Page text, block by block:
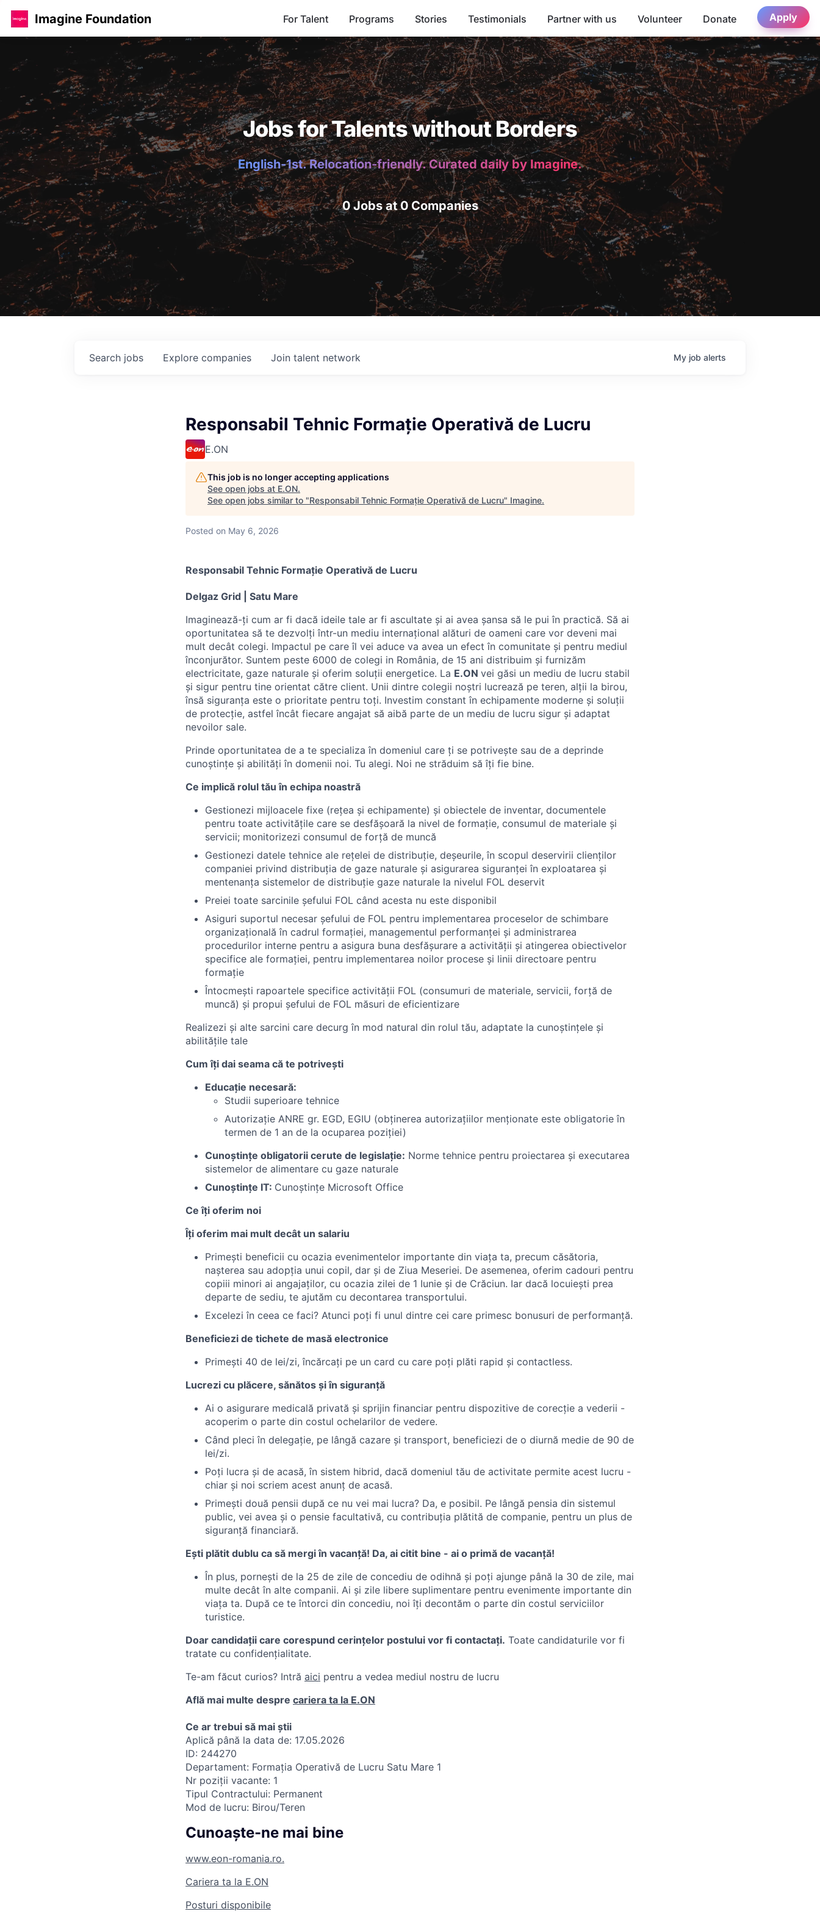
Imagine Foundation For Talent Programs Stories Testimonials Partner with us Volunteer Donate Apply
Jobs for Talents without Borders
English-1st. Relocation-friendly. Curated daily by Imagine.
0 Jobs at 0 Companies
Search jobs Explore companies Join talent network My job alerts
Responsabil Tehnic Formație Operativă de Lucru
E.ON
This job is no longer accepting applications
See open jobs at E.ON.
See open jobs similar to "Responsabil Tehnic Formație Operativă de Lucru" Imagine.
Posted on May 6, 2026
Responsabil Tehnic Formație Operativă de Lucru
Delgaz Grid | Satu Mare
Imaginează-ți cum ar fi dacă ideile tale ar fi ascultate și ai avea șansa să le pui în practică. Să ai
oportunitatea să te dezvolți într-un mediu internațional alături de oameni care vor deveni mai
mult decât colegi. Impactul pe care îl vei aduce va avea un efect în comunitate și pentru mediul
înconjurător. Suntem peste 6000 de colegi in România, de 15 ani distribuim și furnizăm
electricitate, gaze naturale și oferim soluții energetice. La E.ON vei găsi un mediu de lucru stabil
și sigur pentru tine orientat către client. Unii dintre colegii noștri lucrează pe teren, alții la birou,
însă siguranța este o prioritate pentru toți. Investim constant în echipamente moderne și soluții
de protecție, astfel încât fiecare angajat să aibă parte de un mediu de lucru sigur și adaptat
nevoilor sale.
Prinde oportunitatea de a te specializa în domeniul care ți se potrivește sau de a deprinde
cunoștințe și abilități în domenii noi. Tu alegi. Noi ne străduim să îți fie bine.
Ce implică rolul tău în echipa noastră
Gestionezi mijloacele fixe (rețea și echipamente) și obiectele de inventar, documentele
pentru toate activitățile care se desfășoară la nivel de formație, consumul de materiale și
servicii; monitorizezi consumul de forță de muncă
Gestionezi datele tehnice ale rețelei de distribuție, deșeurile, în scopul deservirii clienților
companiei privind distribuția de gaze naturale și asigurarea siguranței în exploatarea și
mentenanța sistemelor de distribuție gaze naturale la nivelul FOL deservit
Preiei toate sarcinile șefului FOL când acesta nu este disponibil
Asiguri suportul necesar șefului de FOL pentru implementarea proceselor de schimbare
organizațională în cadrul formației, managementul performanței și administrarea
procedurilor interne pentru a asigura buna desfășurare a activității și atingerea obiectivelor
specifice ale formației, pentru implementarea noilor procese și linii directoare pentru
formație
Întocmești rapoartele specifice activității FOL (consumuri de materiale, servicii, forță de
muncă) și propui șefului de FOL măsuri de eficientizare
Realizezi și alte sarcini care decurg în mod natural din rolul tău, adaptate la cunoștințele și
abilitățile tale
Cum îți dai seama că te potrivești
Educație necesară:
Studii superioare tehnice
Autorizație ANRE gr. EGD, EGIU (obținerea autorizațiilor menționate este obligatorie în
termen de 1 an de la ocuparea poziției)
Cunoștințe obligatorii cerute de legislație: Norme tehnice pentru proiectarea și executarea
sistemelor de alimentare cu gaze naturale
Cunoștințe IT: Cunoștințe Microsoft Office
Ce îți oferim noi
Îți oferim mai mult decât un salariu
Primești beneficii cu ocazia evenimentelor importante din viața ta, precum căsătoria,
nașterea sau adopția unui copil, dar și de Ziua Meseriei. De asemenea, oferim cadouri pentru
copiii minori ai angajaților, cu ocazia zilei de 1 Iunie și de Crăciun. Iar dacă locuiești prea
departe de sediu, te ajutăm cu decontarea transportului.
Excelezi în ceea ce faci? Atunci poți fi unul dintre cei care primesc bonusuri de performanță.
Beneficiezi de tichete de masă electronice
Primești 40 de lei/zi, încărcați pe un card cu care poți plăti rapid și contactless.
Lucrezi cu plăcere, sănătos și în siguranță
Ai o asigurare medicală privată și sprijin financiar pentru dispozitive de corecție a vederii -
acoperim o parte din costul ochelarilor de vedere.
Când pleci în delegație, pe lângă cazare și transport, beneficiezi de o diurnă medie de 90 de
lei/zi.
Poți lucra și de acasă, în sistem hibrid, dacă domeniul tău de activitate permite acest lucru -
chiar și noi scriem acest anunț de acasă.
Primești două pensii după ce nu vei mai lucra? Da, e posibil. Pe lângă pensia din sistemul
public, vei avea și o pensie facultativă, cu contribuția plătită de companie, pentru un plus de
siguranță financiară.
Ești plătit dublu ca să mergi în vacanță! Da, ai citit bine - ai o primă de vacanță!
În plus, pornești de la 25 de zile de concediu de odihnă și poți ajunge până la 30 de zile, mai
multe decât în alte companii. Ai și zile libere suplimentare pentru evenimente importante din
viața ta. După ce te întorci din concediu, noi îți decontăm o parte din costul serviciilor
turistice.
Doar candidaţii care corespund cerinţelor postului vor fi contactaţi. Toate candidaturile vor fi
tratate cu confidenţialitate.
Te-am făcut curios? Intră aici pentru a vedea mediul nostru de lucru
Află mai multe despre cariera ta la E.ON
Ce ar trebui să mai știi
Aplică până la data de: 17.05.2026
ID: 244270
Departament: Formația Operativă de Lucru Satu Mare 1
Nr poziții vacante: 1
Tipul Contractului: Permanent
Mod de lucru: Birou/Teren
Cunoaște-ne mai bine
www.eon-romania.ro.
Cariera ta la E.ON
Posturi disponibile